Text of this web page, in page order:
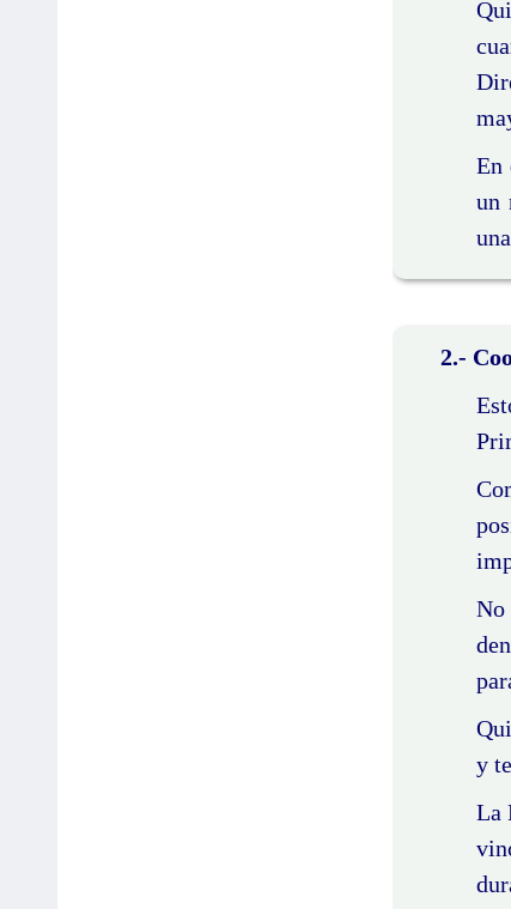
En
un
2.-
No
y
La